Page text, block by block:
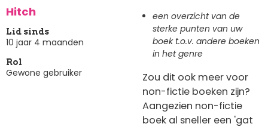
Hitch
Lid sinds
10 jaar 4 maanden
Rol
Gewone gebruiker
een overzicht van de
sterke punten van uw
boek t.o.v. andere boeken
in het genre
Zou dit ook meer voor
non-fictie boeken zijn?
Aangezien non-fictie
boek al sneller een 'gat